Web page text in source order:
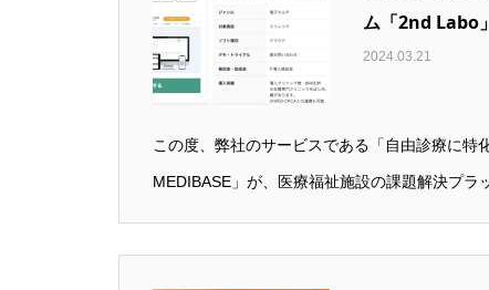
ム「2nd Labo
2024.03.21
この度、弊社のサービスである「自由診療に特
MEDIBASE」が、医療福祉施設の課題解決プラ